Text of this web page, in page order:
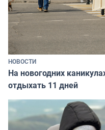
НОВОСТИ
На новогодних
отдыхать 11 дней